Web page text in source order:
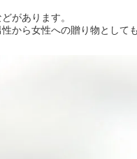
があります。
から女性への贈り物として